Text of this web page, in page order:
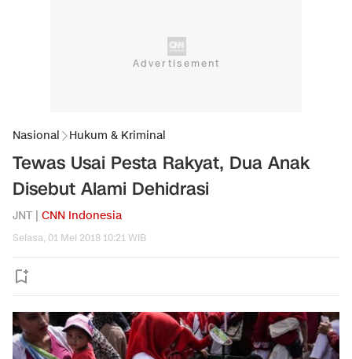
Nasional Hukum & Kriminal
Tewas Usai Pesta Rakyat, Dua Anak
Disebut Alami Dehidrasi
JNT | CNN Indonesia
Selasa, 01 Mei 2018 10:21 WIB